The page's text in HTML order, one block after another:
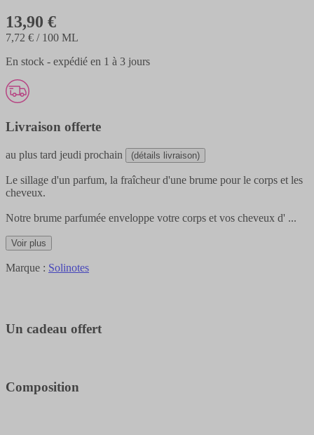
13,90 €
7,72 € / 100 ML
En stock - expédié en 1 à 3 jours
Livraison offerte
au plus tard jeudi prochain (détails livraison)
Le sillage d'un parfum, la fraîcheur d'une brume pour le corps et les
cheveux.
Notre brume parfumée enveloppe votre corps et vos cheveux d' ...
Voir plus
Marque : Solinotes
Un cadeau offert
Composition